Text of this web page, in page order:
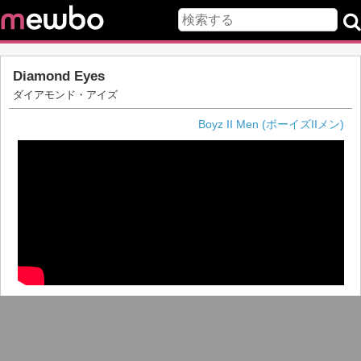
Diamond Eyes
ダイアモンド・アイズ
Boyz II Men (ボーイズIIメン)